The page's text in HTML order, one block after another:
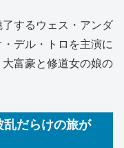
するウェス・アンダ
デル・トロを主演に
富豪と修道女の娘の
だらけの旅が